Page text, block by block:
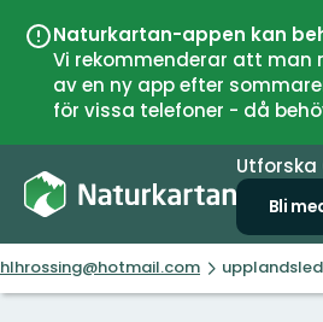
Naturkartan-appen kan
Vi rekommenderar att man
av en ny app efter
för vissa telefoner - då
Utforska
Bli
hlhrossing@hotmail.com